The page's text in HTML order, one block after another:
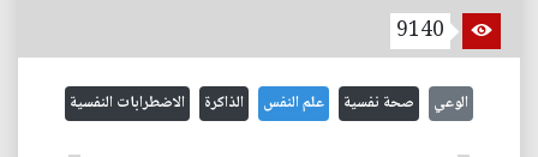
9140
الوعي صحة نفسية علم النفس الذاكرة الاضطرابات النفسية